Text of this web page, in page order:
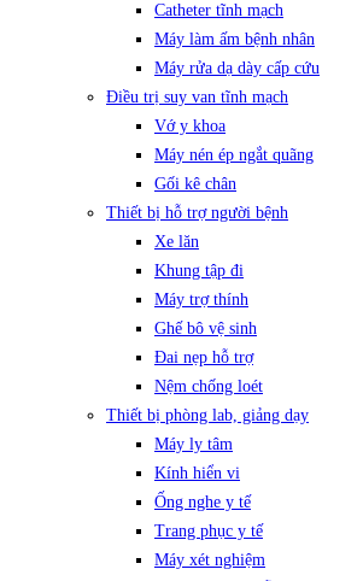
Catheter tĩnh mạch
Máy làm ấm bệnh nhân
Máy rửa dạ dày cấp cứu
Điều trị suy van tĩnh mạch
Vớ y khoa
Máy nén ép ngắt quãng
Gối kê chân
Thiết bị hỗ trợ người bệnh
Xe lăn
Khung tập đi
Máy trợ thính
Ghế bô vệ sinh
Đai nẹp hỗ trợ
Nệm chống loét
Thiết bị phòng lab, giảng dạy
Máy ly tâm
Kính hiển vi
Ống nghe y tế
Trang phục y tế
Máy xét nghiệm